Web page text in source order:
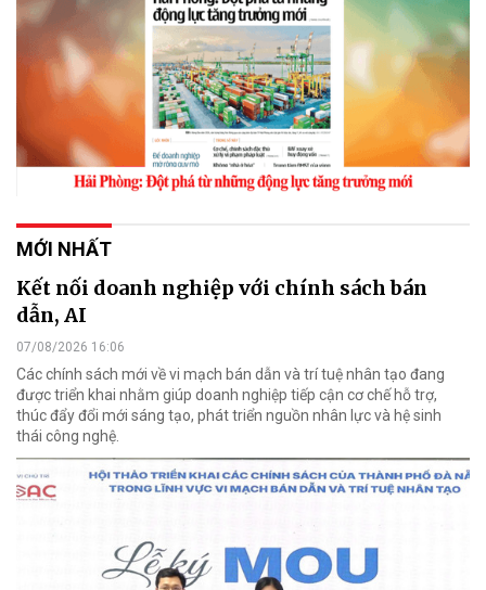
MỚI NHẤT
Kết nối doanh nghiệp với chính sách bán
dẫn, AI
07/08/2026 16:06
Các chính sách mới về vi mạch bán dẫn và trí tuệ nhân tạo đang
được triển khai nhằm giúp doanh nghiệp tiếp cận cơ chế hỗ trợ,
thúc đẩy đổi mới sáng tạo, phát triển nguồn nhân lực và hệ sinh
thái công nghệ.